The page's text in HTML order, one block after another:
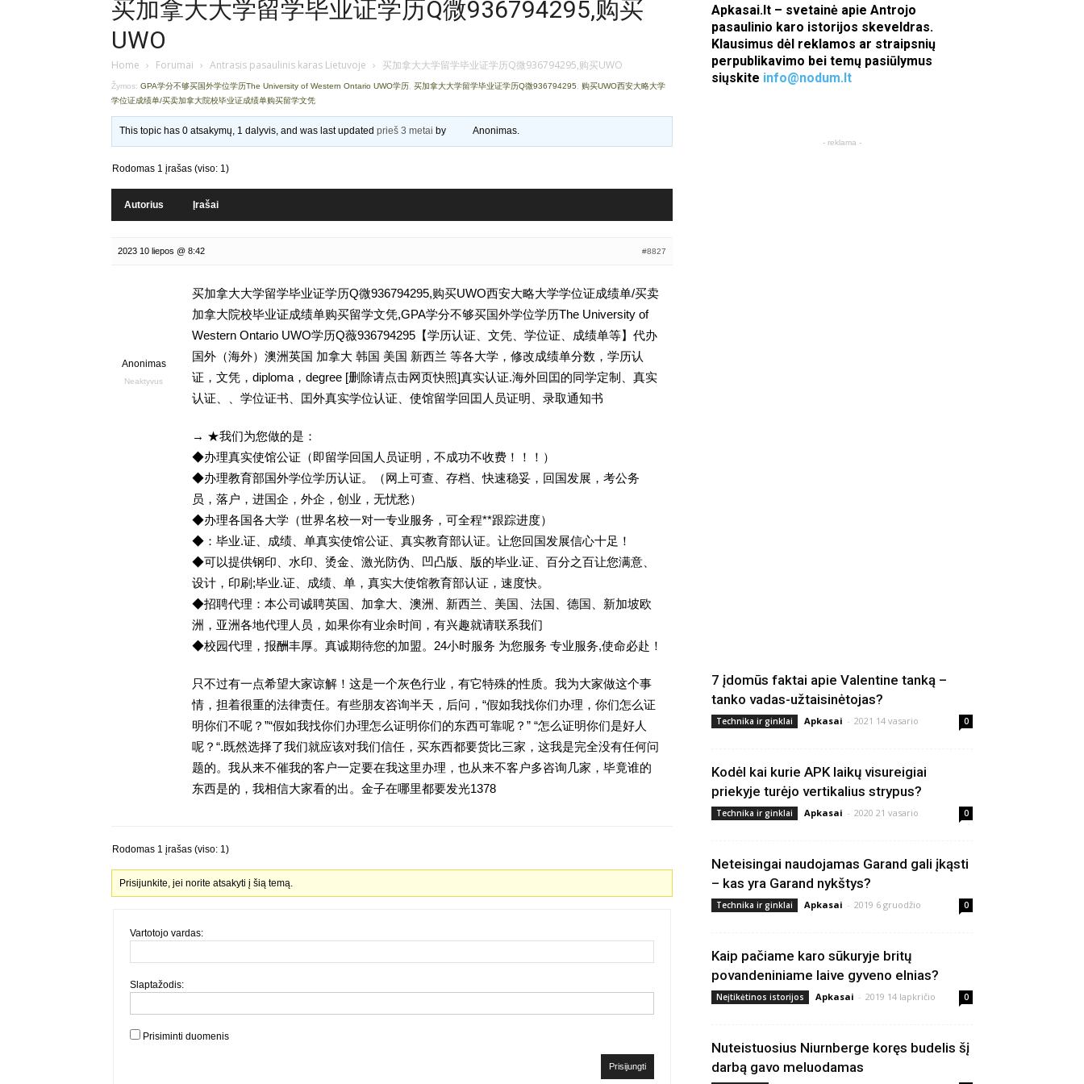
买加拿大大学留学毕业证学历Q微936794295,购买
UWO
Home › Forumai › Antrasis pasaulinis karas Lietuvoje › 买加拿大大学留学毕业证学历Q微936794295,购买UWO
Žymos: GPA学分不够买国外学位学历The University of Western Ontario UWO学历 买加拿大大学留学毕业证学历Q微936794295
购买UWO西安大略大学
学位证成绩单/买卖加拿大院校毕业证成绩单购买留学文凭
This topic has 0 atsakymų, 1 dalyvis, and was last updatedprieš 3 metai by Anonimas.
Rodomas 1 įrašas (viso: 1)
Autorius Įrašai
2023 10 liepos @ 8:42 #8827
Anonimas
Neaktyvus
买加拿大大学留学毕业证学历Q微936794295,购买UWO西安大略大学学位证成绩单/买卖
加拿大院校毕业证成绩单购买留学文凭,GPA学分不够买国外学位学历The University of
Western Ontario UWO学历Q薇936794295【学历认证、文凭、学位证、成绩单等】代办
国外（海外）澳洲英国 加拿大 韩国 美国 新西兰 等各大学，修改成绩单分数，学历认
证，文凭，diploma，degree [删除请点击网页快照]真实认证.海外回囯的同学定制、真实
认证、、学位证书、囯外真实学位认证、使馆留学回囯人员证明、录取通知书
→ ★我们为您做的是：
◆办理真实使馆公证（即留学回国人员证明，不成功不收费！！！）
◆办理教育部国外学位学历认证。（网上可查、存档、快速稳妥，回国发展，考公务
员，落户，进国企，外企，创业，无忧愁）
◆办理各国各大学（世界名校一对一专业服务，可全程**跟踪进度）
◆：毕业.证、成绩、单真实使馆公证、真实教育部认证。让您回国发展信心十足！
◆可以提供钢印、水印、烫金、激光防伪、凹凸版、版的毕业.证、百分之百让您满意、
设计，印刷;毕业.证、成绩、单，真实大使馆教育部认证，速度快。
◆招聘代理：本公司诚聘英国、加拿大、澳洲、新西兰、美国、法国、德国、新加坡欧
洲，亚洲各地代理人员，如果你有业余时间，有兴趣就请联系我们
◆校园代理，报酬丰厚。真诚期待您的加盟。24小时服务 为您服务 专业服务,使命必赴！
只不过有一点希望大家谅解！这是一个灰色行业，有它特殊的性质。我为大家做这个事
情，担着很重的法律责任。有些朋友咨询半天，后问，“假如我找你们办理，你们怎么证
明你们不呢？”“假如我找你们办理怎么证明你们的东西可靠呢？” “怎么证明你们是好人
呢？“.既然选择了我们就应该对我们信任，买东西都要货比三家，这我是完全没有任何问
题的。我从来不催我的客户一定要在我这里办理，也从来不客户多咨询几家，毕竟谁的
东西是的，我相信大家看的出。金子在哪里都要发光1378
Rodomas 1 įrašas (viso: 1)
Prisijunkite, jei norite atsakyti į šią temą.
Vartotojo vardas:
Slaptažodis:
Prisiminti duomenis
Prisijungti
Apkasai.lt – svetainė apie Antrojo
pasaulinio karo istorijos skeveldras.
Klausimus dėl reklamos ar straipsnių
perpublikavimo bei temų pasiūlymus
siųskite info@nodum.lt
- reklama -
7 įdomūs faktai apie Valentine tanką –
tanko vadas-užtaisinėtojas?
Technika ir ginklai Apkasai - 2021 14 vasario 0
Kodėl kai kurie APK laikų visureigiai
priekyje turėjo vertikalius strypus?
Technika ir ginklai Apkasai - 2020 21 vasario 0
Neteisingai naudojamas Garand gali įkąsti
– kas yra Garand nykštys?
Technika ir ginklai Apkasai - 2019 6 gruodžio 0
Kaip pačiame karo sūkuryje britų
povandeniniame laive gyveno elnias?
Neįtikėtinos istorijos Apkasai - 2019 14 lapkričio 0
Nuteistuosius Niurnberge koręs budelis šį
darbą gavo meluodamas